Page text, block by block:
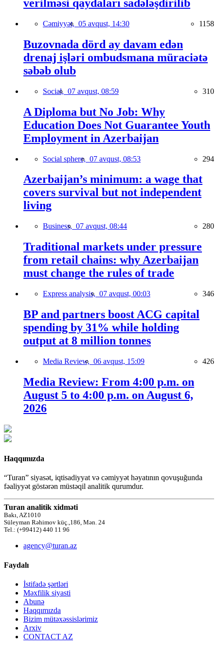
verilməsi qaydaları sadələşdirilib
Cəmiyyət, 05 avqust, 14:30 1158
Buzovnada dörd ay davam edən
drenaj işləri ombudsmana müraciətə
səbəb olub
Social, 07 avqust, 08:59 310
A Diploma but No Job: Why
Education Does Not Guarantee Youth
Employment in Azerbaijan
Social sphere, 07 avqust, 08:53 294
Azerbaijan’s minimum: a wage that
covers survival but not independent
living
Business, 07 avqust, 08:44 280
Traditional markets under pressure
from retail chains: why Azerbaijan
must change the rules of trade
Express analysis, 07 avqust, 00:03 346
BP and partners boost ACG capital
spending by 31% while holding
output at 8 million tonnes
Media Review, 06 avqust, 15:09 426
Media Review: From 4:00 p.m. on
August 5 to 4:00 p.m. on August 6,
2026
Haqqımızda
“Turan” siyasət, iqtisadiyyat və cəmiyyət həyatının qovuşuğunda
fəaliyyət göstərən müstəqil analitik qurumdur.
Turan analitik xidməti
Bakı, AZ1010
Süleyman Rəhimov küç.,186, Mən. 24
Tel.: (+99412) 440 11 96
agency@turan.az
Faydalı
İstifadə şərtləri
Məxfilik siyasti
Abunə
Haqqımızda
Bizim mütəxəssislərimiz
Arxiv
CONTACT AZ